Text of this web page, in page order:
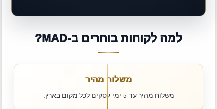
למה לקוחות בוחרים ב-MAD?
משלוח מהיר
משלוח מהיר עד 5 ימי עסקים לכל מקום בארץ.